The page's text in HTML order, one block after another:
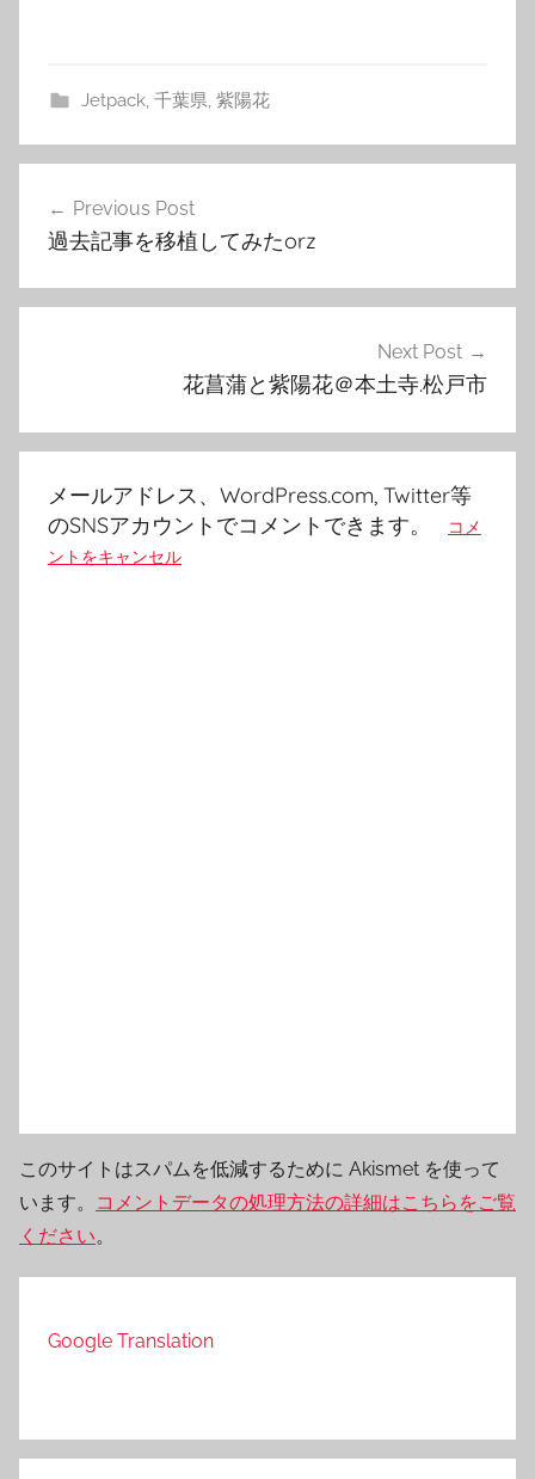
Jetpack, 千葉県, 紫陽花
ビ
シ
ン
Previous Post
過去記事を移植してみたorz
Next Post
花菖蒲と紫陽花＠本土寺.松戸市
メールアドレス、WordPress.com, Twitter等
のSNSアカウントでコメントできます。
コメ
ントをキャンセル
このサイトはスパムを低減するために Akismet を使って
います。
コメントデータの処理方法の詳細はこちらをご覧
ください。
Google Translation